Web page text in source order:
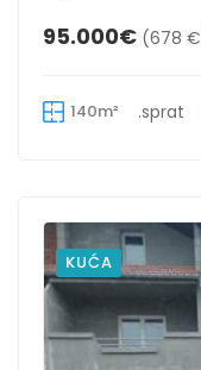
95.000€ (678
140m² .sprat
KUĆA